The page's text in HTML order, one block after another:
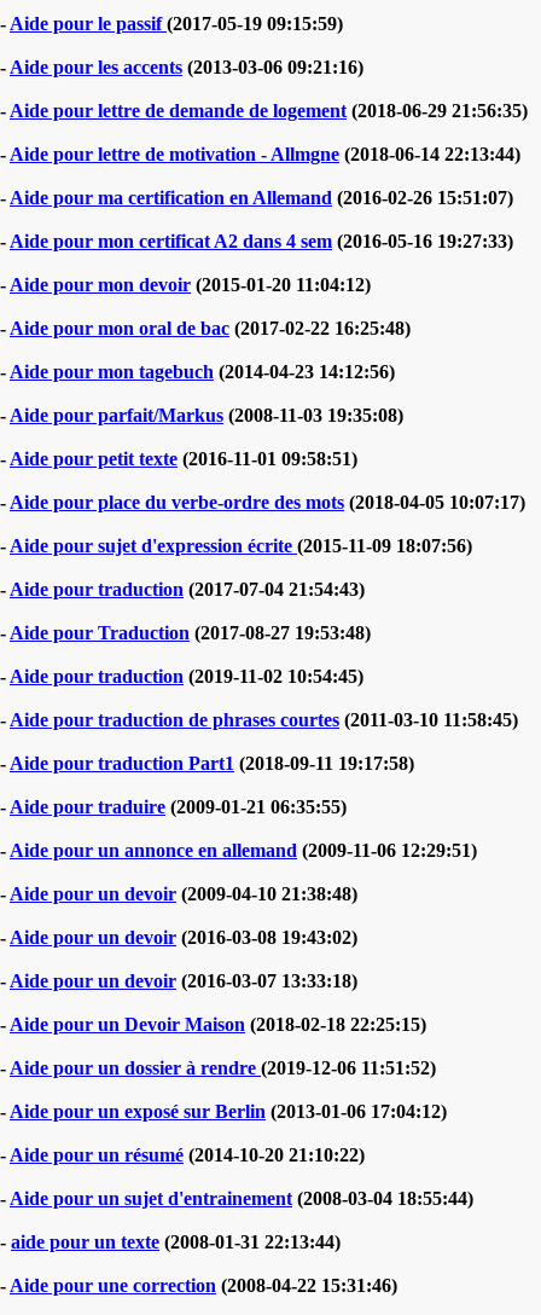
- Aide pour le passif(2017-05-19 09:15:59)
- Aide pour les accents (2013-03-06 09:21:16)
- Aide pour lettre de demande de logement (2018-06-29 21:56:35)
- Aide pour lettre de motivation - Allmgne (2018-06-14 22:13:44)
- Aide pour ma certification en Allemand (2016-02-26 15:51:07)
- Aide pour mon certificat A2 dans 4 sem (2016-05-16 19:27:33)
- Aide pour mon devoir (2015-01-20 11:04:12)
- Aide pour mon oral de bac (2017-02-22 16:25:48)
- Aide pour mon tagebuch (2014-04-23 14:12:56)
- Aide pour parfait/Markus (2008-11-03 19:35:08)
- Aide pour petit texte (2016-11-01 09:58:51)
- Aide pour place du verbe-ordre des mots (2018-04-05 10:07:17)
- Aide pour sujet d'expression écrite (2015-11-09 18:07:56)
- Aide pour traduction (2017-07-04 21:54:43)
- Aide pour Traduction (2017-08-27 19:53:48)
- Aide pour traduction (2019-11-02 10:54:45)
- Aide pour traduction de phrases courtes (2011-03-10 11:58:45)
- Aide pour traduction Part1 (2018-09-11 19:17:58)
- Aide pour traduire (2009-01-21 06:35:55)
- Aide pour un annonce en allemand (2009-11-06 12:29:51)
- Aide pour un devoir (2009-04-10 21:38:48)
- Aide pour un devoir (2016-03-08 19:43:02)
- Aide pour un devoir (2016-03-07 13:33:18)
- Aide pour un Devoir Maison (2018-02-18 22:25:15)
- Aide pour un dossier à rendre (2019-12-06 11:51:52)
- Aide pour un exposé sur Berlin (2013-01-06 17:04:12)
- Aide pour un résumé (2014-10-20 21:10:22)
- Aide pour un sujet d'entrainement (2008-03-04 18:55:44)
- aide pour un texte (2008-01-31 22:13:44)
- Aide pour une correction (2008-04-22 15:31:46)